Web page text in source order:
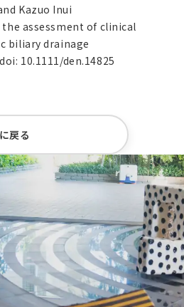
Kazuo Inui
the assessment of clinical
biliary drainage
10.1111/den.14825
戻る